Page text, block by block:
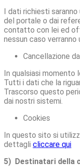
I dati richiesti
del portale o dai
contatto con lei ed
nessun caso
Cancellazione
In qualsiasi momento
Tutti i dati che la
Trascorso questo
dai nostri sistemi.
Cookies
In questo sito si
dettagli cliccare qui
5) Destinatari della